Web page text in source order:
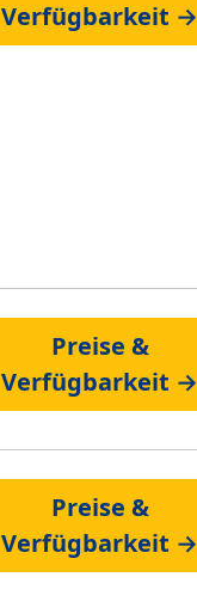
Verfügbarkeit →
Preise &
Verfügbarkeit →
Preise &
Verfügbarkeit →